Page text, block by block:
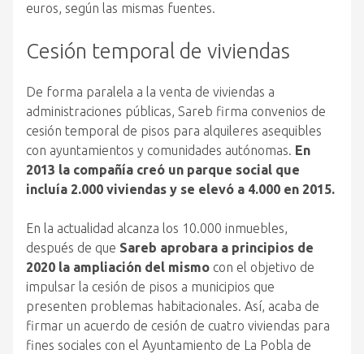
euros, según las mismas fuentes.
Cesión temporal de viviendas
De forma paralela a la venta de viviendas a
administraciones públicas, Sareb firma convenios de
cesión temporal de pisos para alquileres asequibles
con ayuntamientos y comunidades autónomas. En
2013 la compañía creó un parque social que
incluía 2.000 viviendas y se elevó a 4.000 en 2015.
En la actualidad alcanza los 10.000 inmuebles,
después de que Sareb aprobara a principios de
2020 la ampliación del mismo con el objetivo de
impulsar la cesión de pisos a municipios que
presenten problemas habitacionales. Así, acaba de
firmar un acuerdo de cesión de cuatro viviendas para
fines sociales con el Ayuntamiento de La Pobla de